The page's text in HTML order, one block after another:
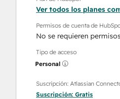
Ver todos los planes
Permisos de cuenta de
No se requieren permisos
Tipo de acceso
Personal
Suscripción: Atlassian
Suscripción: Gratis